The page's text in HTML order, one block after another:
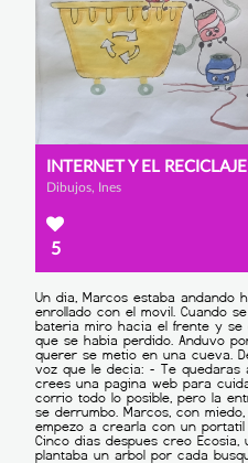
INTERNET Y EL RECICLAJE
Dibujos, Ines
5